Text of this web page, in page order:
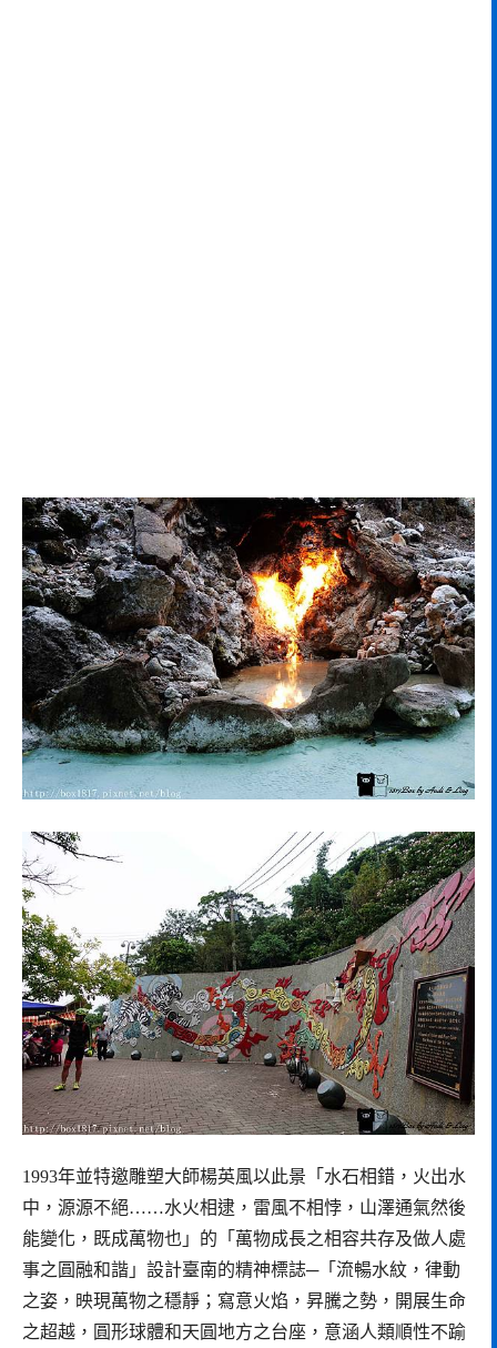
1993年並特邀雕塑大師楊英風以此景「水石相錯，火出水
中，源源不絕……水火相逮，雷風不相悖，山澤通氣然後
能變化，既成萬物也」的「萬物成長之相容共存及做人處
事之圓融和諧」設計臺南的精神標誌─「流暢水紋，律動
之姿，映現萬物之穩靜；寫意火焰，昇騰之勢，開展生命
之超越，圓形球體和天圓地方之台座，意涵人類順性不踰